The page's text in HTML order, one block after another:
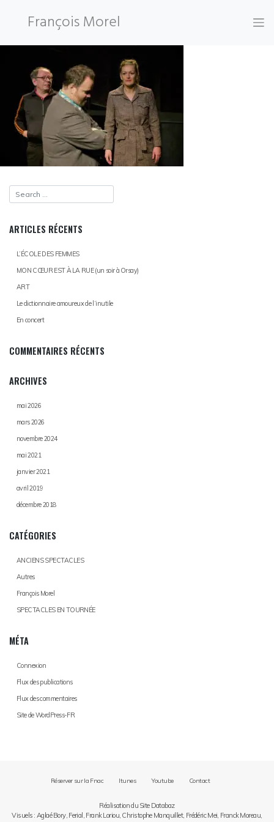
François Morel
ARTICLES RÉCENTS
L’ÉCOLE DES FEMMES
MON CŒUR EST À LA RUE (un soir à Orsay)
ART
Le dictionnaire amoureux de l’inutile
En concert
COMMENTAIRES RÉCENTS
ARCHIVES
mai 2026
mars 2026
novembre 2024
mai 2021
janvier 2021
avril 2019
décembre 2018
CATÉGORIES
ANCIENS SPECTACLES
Autres
François Morel
SPECTACLES EN TOURNÉE
MÉTA
Connexion
Flux des publications
Flux des commentaires
Site de WordPress-FR
Réserver sur la Fnac Itunes Youtube Contact
Réalisation du Site Databaz
Visuels : Aglaé Bory, Ferial, Frank Loriou, Christophe Manquillet, Frédéric Mei, Franck Moreau,